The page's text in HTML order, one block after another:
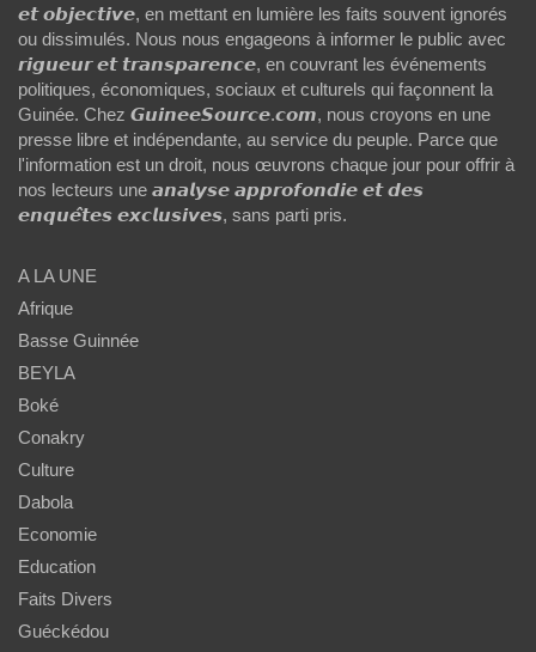
𝙚𝙩 𝙤𝙗𝙟𝙚𝙘𝙩𝙞𝙫𝙚, en mettant en lumière les faits souvent ignorés
ou dissimulés. Nous nous engageons à informer le public avec
𝙧𝙞𝙜𝙪𝙚𝙪𝙧 𝙚𝙩 𝙩𝙧𝙖𝙣𝙨𝙥𝙖𝙧𝙚𝙣𝙘𝙚, en couvrant les événements
politiques, économiques, sociaux et culturels qui façonnent la
Guinée. Chez 𝙂𝙪𝙞𝙣𝙚𝙚𝙎𝙤𝙪𝙧𝙘𝙚.𝙘𝙤𝙢, nous croyons en une
presse libre et indépendante, au service du peuple. Parce que
l'information est un droit, nous œuvrons chaque jour pour offrir à
nos lecteurs une 𝙖𝙣𝙖𝙡𝙮𝙨𝙚 𝙖𝙥𝙥𝙧𝙤𝙛𝙤𝙣𝙙𝙞𝙚 𝙚𝙩 𝙙𝙚𝙨
𝙚𝙣𝙦𝙪𝙚̂𝙩𝙚𝙨 𝙚𝙭𝙘𝙡𝙪𝙨𝙞𝙫𝙚𝙨, sans parti pris.
A LA UNE
Afrique
Basse Guinnée
BEYLA
Boké
Conakry
Culture
Dabola
Economie
Education
Faits Divers
Guéckédou